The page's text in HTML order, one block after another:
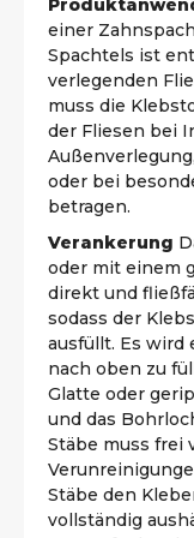
einer
Spachtels ist
verlegenden
muss die
der Fliesen bei
oder bei
betragen.
Verankerung
oder mit einem
direkt und
sodass der
ausfüllt. Es wird
nach oben zu
Glatte oder
und das
Stäbe muss frei
Stäbe den
vollständig